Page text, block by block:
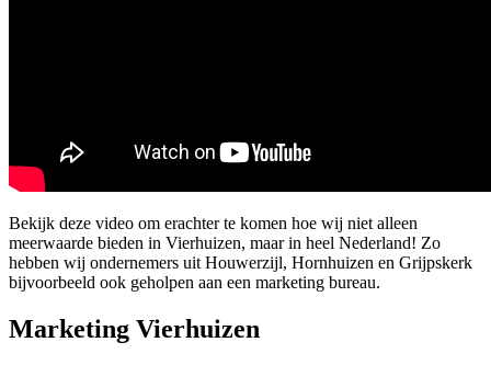
Bekijk deze video om erachter te komen hoe wij niet alleen
meerwaarde bieden in Vierhuizen, maar in heel Nederland! Zo
hebben wij ondernemers uit Houwerzijl, Hornhuizen en Grijpskerk
bijvoorbeeld ook geholpen aan een marketing bureau.
Marketing Vierhuizen